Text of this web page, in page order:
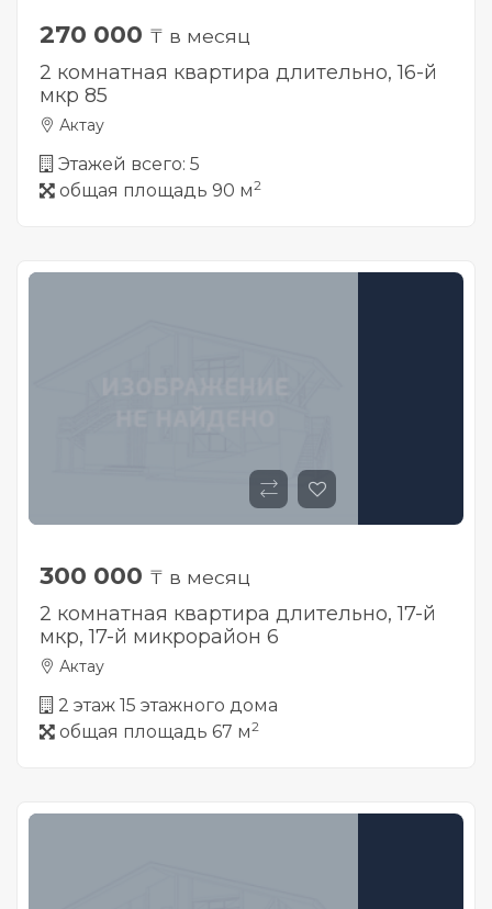
270 000 ₸ в месяц
2 комнатная квартира длительно, 16-й
мкр 85
Актау
Этажей всего: 5
общая площадь 90 м2
300 000 ₸ в месяц
2 комнатная квартира длительно, 17-й
мкр, ​17-й микрорайон 6
Актау
2 этаж 15 этажного дома
общая площадь 67 м2